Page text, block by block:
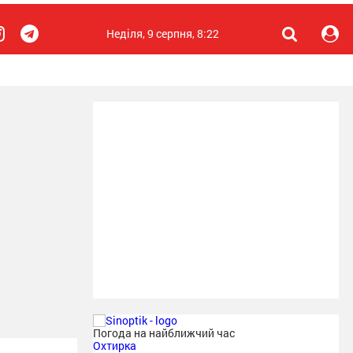
Неділя, 9 серпня, 8:22
Погода на найближчий час
Охтирка